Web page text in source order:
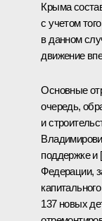
Крыма
с учетом
в данном
движение
Основные
очередь,
и
поддержке и
Федерации,
137 новых